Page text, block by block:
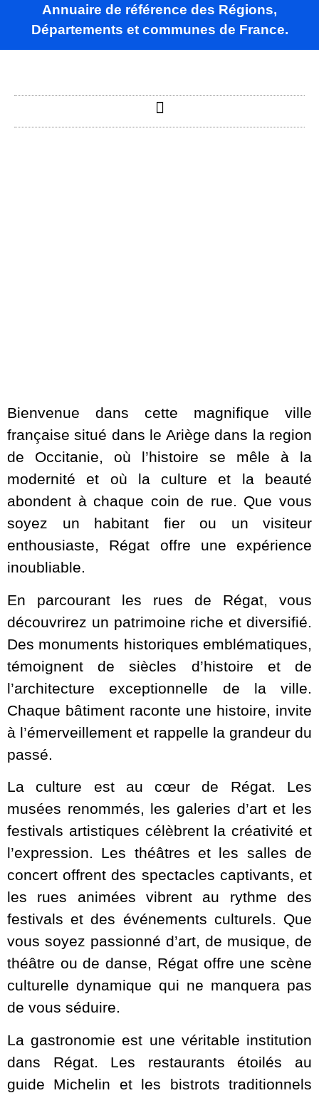
Annuaire de référence des Régions,
Départements et communes de France.
Bienvenue dans cette magnifique ville
française situé dans le Ariège dans la region
de Occitanie, où l’histoire se mêle à la
modernité et où la culture et la beauté
abondent à chaque coin de rue. Que vous
soyez un habitant fier ou un visiteur
enthousiaste, Régat offre une expérience
inoubliable.
En parcourant les rues de Régat, vous
découvrirez un patrimoine riche et diversifié.
Des monuments historiques emblématiques,
témoignent de siècles d’histoire et de
l’architecture exceptionnelle de la ville.
Chaque bâtiment raconte une histoire, invite
à l’émerveillement et rappelle la grandeur du
passé.
La culture est au cœur de Régat. Les
musées renommés, les galeries d’art et les
festivals artistiques célèbrent la créativité et
l’expression. Les théâtres et les salles de
concert offrent des spectacles captivants, et
les rues animées vibrent au rythme des
festivals et des événements culturels. Que
vous soyez passionné d’art, de musique, de
théâtre ou de danse, Régat offre une scène
culturelle dynamique qui ne manquera pas
de vous séduire.
La gastronomie est une véritable institution
dans Régat. Les restaurants étoilés au
guide Michelin et les bistrots traditionnels